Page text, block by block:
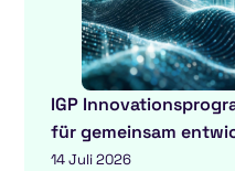
IGP
für gemeinsam
14 Juli 2026